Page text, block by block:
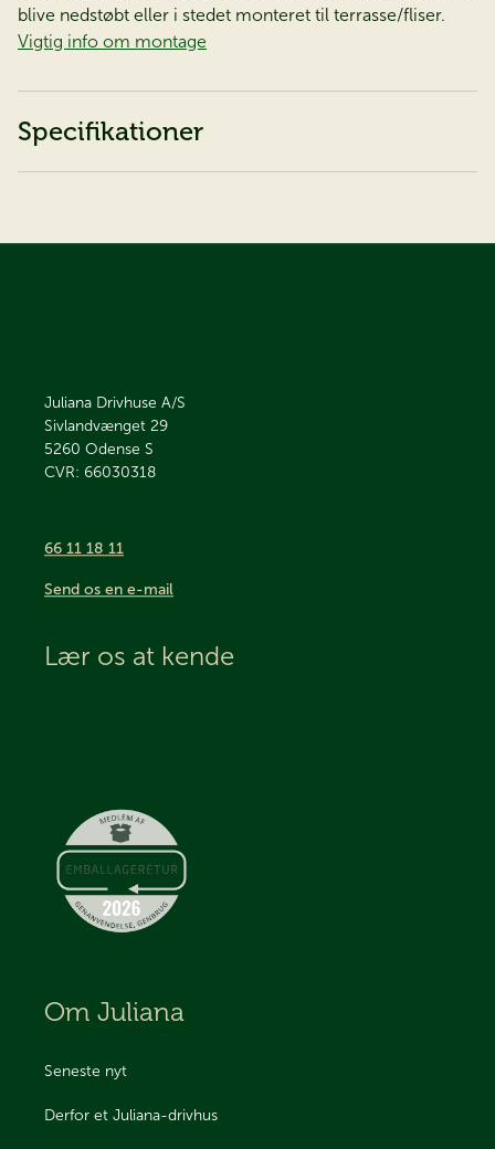
blive nedstøbt eller i stedet monteret til terrasse/fliser.
Vigtig info om montage
Specifikationer
Juliana Drivhuse A/S
Sivlandvænget 29
5260 Odense S
CVR: 66030318
66 11 18 11
Send os en e-mail
Lær os at kende
Om Juliana
Seneste nyt
Derfor et Juliana-drivhus